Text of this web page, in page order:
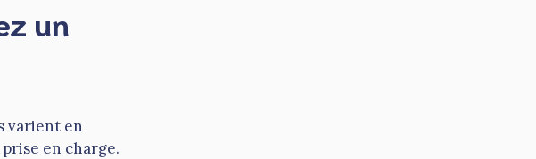
un
varient en
en charge.